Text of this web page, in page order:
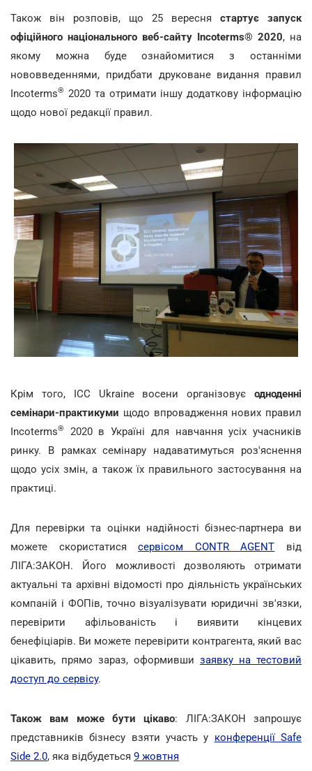
Також він розповів, що 25 вересня стартує запуск
офіційного національного веб-сайту Incoterms® 2020, на
якому можна буде ознайомитися з останніми
нововведеннями, придбати друковане видання правил
Incoterms® 2020 та отримати іншу додаткову інформацію
щодо нової редакції правил.
Крім того, ICC Ukraine восени організовує одноденні
семінари-практикуми щодо впровадження нових правил
Incoterms®
2020 в Україні для навчання усіх учасників
ринку. В рамках семінару надаватимуться роз'яснення
щодо усіх змін, а також їх правильного застосування на
практиці.
Для перевірки та оцінки надійності бізнес-партнера ви
можете скористатисясервісом CONTR AGENT від
ЛІГА:ЗАКОН. Його можливості дозволяють отримати
актуальні та архівні відомості про діяльність українських
компаній і ФОПів, точно візуалізувати юридичні зв'язки,
перевірити афільованість і виявити кінцевих
бенефіціарів. Ви можете перевірити контрагента, який вас
цікавить, прямо зараз, оформивши заявку на тестовий
доступ до сервісу.
Також вам може бути цікаво: ЛІГА:ЗАКОН запрошує
представників бізнесу взяти участь у конференції Safe
Side 2.0, яка відбудеться 9 жовтня